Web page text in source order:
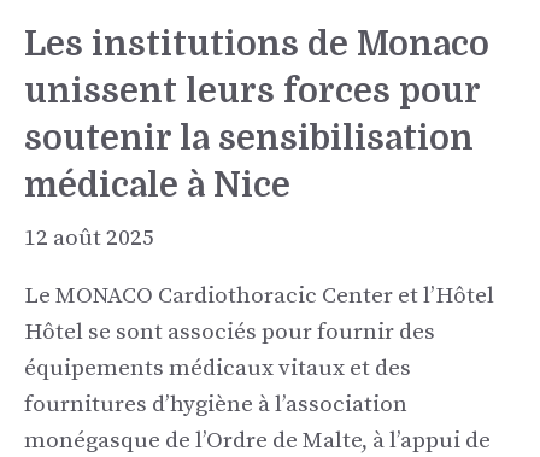
Les institutions de Monaco
unissent leurs forces pour
soutenir la sensibilisation
médicale à Nice
12 août 2025
Le MONACO Cardiothoracic Center et l’Hôtel
Hôtel se sont associés pour fournir des
équipements médicaux vitaux et des
fournitures d’hygiène à l’association
monégasque de l’Ordre de Malte, à l’appui de